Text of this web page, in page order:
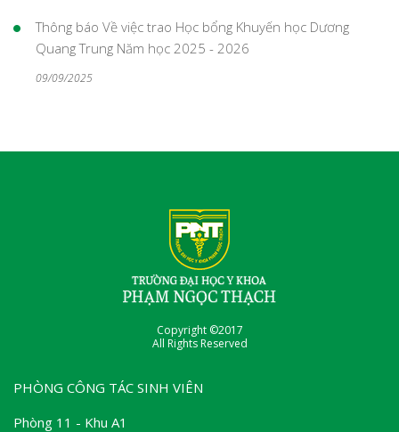
Thông báo Về việc trao Học bổng Khuyến học Dương
Quang Trung Năm học 2025 - 2026
09/09/2025
Copyright ©2017
All Rights Reserved
PHÒNG CÔNG TÁC SINH VIÊN
Phòng 11 - Khu A1